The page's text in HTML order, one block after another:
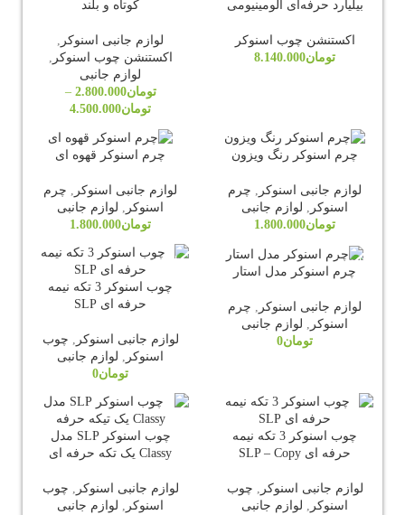
بیلیارد حرفه‌ای آلومینیومی
اکستنشن چوب اسنوکر
تومان8.140.000
کوتاه و بلند
لوازم جانبی اسنوکر ,
اکستنشن چوب اسنوکر ,
لوازم جانبی
تومان2.800.000
–
تومان4.500.000
چرم اسنوکر رنگ ویزون
لوازم جانبی اسنوکر , چرم
اسنوکر , لوازم جانبی
تومان1.800.000
چرم اسنوکر قهوه ای
لوازم جانبی اسنوکر , چرم
اسنوکر , لوازم جانبی
تومان1.800.000
ناموجود
چرم اسنوکر مدل استار
لوازم جانبی اسنوکر
چرم
اسنوکر
لوازم جانبی
تومان0
ناموجود
چوب اسنوکر 3 تکه نیمه
حرفه ای SLP
لوازم جانبی اسنوکر , چوب
اسنوکر , لوازم جانبی
تومان0
چوب اسنوکر 3 تکه نیمه
حرفه ای SLP – Copy
لوازم جانبی اسنوکر , چوب
اسنوکر , لوازم جانبی
چوب اسنوکر SLP مدل
Classy یک تکه حرفه ای
لوازم جانبی اسنوکر , چوب
اسنوکر , لوازم جانبی